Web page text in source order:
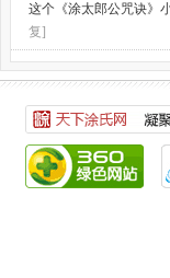
这个《涂太郎公咒诀》
复]